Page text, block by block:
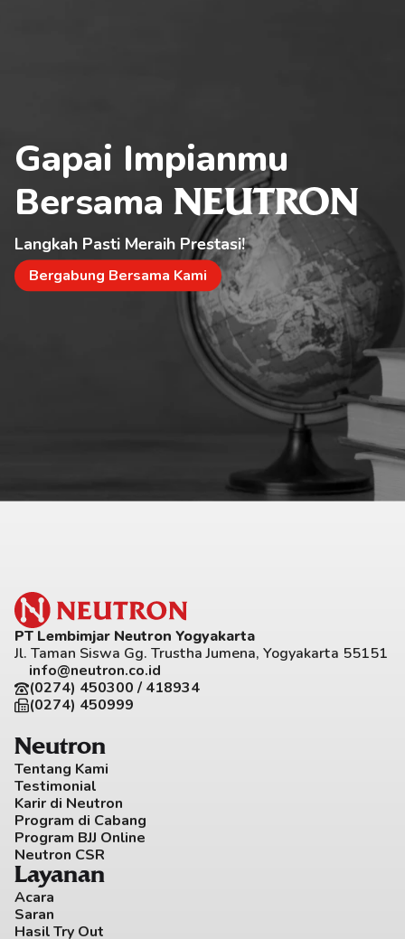
Gapai Impianmu
Bersama NEUTRON
Langkah Pasti Meraih Prestasi!
Bergabung Bersama Kami
PT Lembimjar Neutron Yogyakarta
Jl. Taman Siswa Gg. Trustha Jumena, Yogyakarta 55151
info@neutron.co.id
(0274) 450300 / 418934
(0274) 450999
Neutron
Tentang Kami
Testimonial
Karir di Neutron
Program di Cabang
Program BJJ Online
Neutron CSR
Layanan
Acara
Saran
Hasil Try Out